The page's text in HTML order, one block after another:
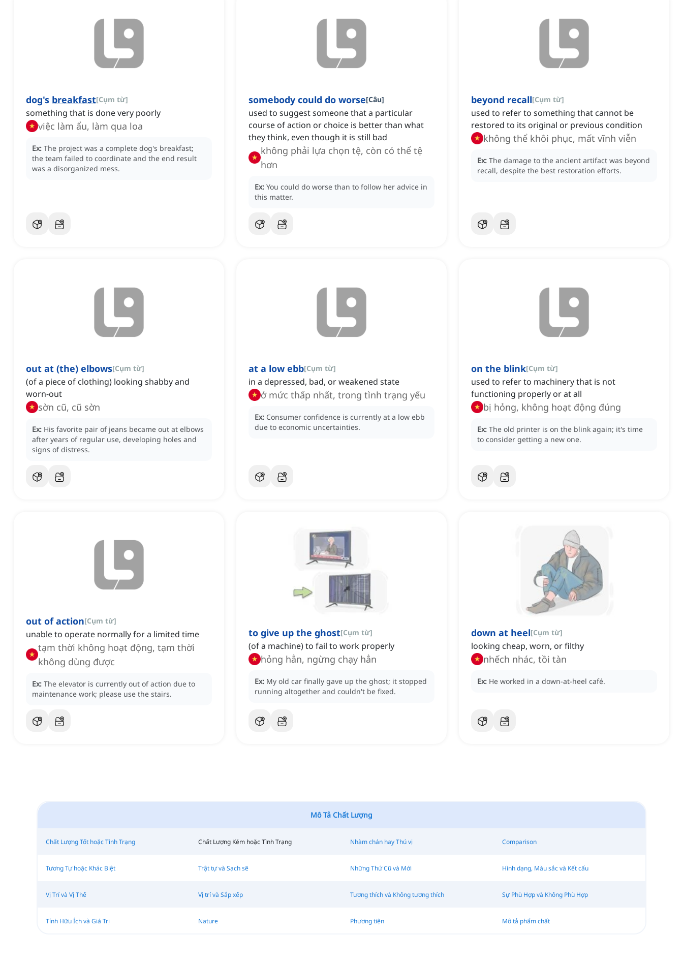
dog's breakfast[Cụm từ]
something that is done very poorly
việc làm ẩu, làm qua loa
Ex: The project was a complete dog's breakfast;
the team failed to coordinate and the end result
was a disorganized mess.
somebody could do worse[Câu]
used to suggest someone that a particular
course of action or choice is better than what
they think, even though it is still bad
không phải lựa chọn tệ, còn có thể tệ
hơn
Ex: You could do worse than to follow her advice in
this matter.
beyond recall[Cụm từ]
used to refer to something that cannot be
restored to its original or previous condition
không thể khôi phục, mất vĩnh viễn
Ex: The damage to the ancient artifact was beyond
recall, despite the best restoration efforts.
out at (the) elbows[Cụm từ]
(of a piece of clothing) looking shabby and
worn-out
sờn cũ, cũ sờn
Ex: His favorite pair of jeans became out at elbows
after years of regular use, developing holes and
signs of distress.
at a low ebb[Cụm từ]
in a depressed, bad, or weakened state
ở mức thấp nhất, trong tình trạng yếu
Ex: Consumer confidence is currently at a low ebb
due to economic uncertainties.
on the blink[Cụm từ]
used to refer to machinery that is not
functioning properly or at all
bị hỏng, không hoạt động đúng
Ex: The old printer is on the blink again; it's time
to consider getting a new one.
out of action[Cụm từ]
unable to operate normally for a limited time
tạm thời không hoạt động, tạm thời
không dùng được
Ex: The elevator is currently out of action due to
maintenance work; please use the stairs.
to give up the ghost[Cụm từ]
(of a machine) to fail to work properly
hỏng hẳn, ngừng chạy hẳn
Ex: My old car finally gave up the ghost; it stopped
running altogether and couldn't be fixed.
down at heel[Cụm từ]
looking cheap, worn, or filthy
nhếch nhác, tồi tàn
Ex: He worked in a down-at-heel café.
Mô Tả Chất Lượng
Chất Lượng Tốt hoặc Tình Trạng Chất Lượng Kém hoặc Tình Trạng Nhàm chán hay Thú vị Comparison
Tương Tự hoặc Khác Biệt Trật tự và Sạch sẽ Những Thứ Cũ và Mới Hình dạng, Màu sắc và Kết cấu
Vị Trí và Vị Thế Vị trí và Sắp xếp Tương thích và Không tương thích Sự Phù Hợp và Không Phù Hợp
Tính Hữu Ích và Giá Trị Nature Phương tiện Mô tả phẩm chất